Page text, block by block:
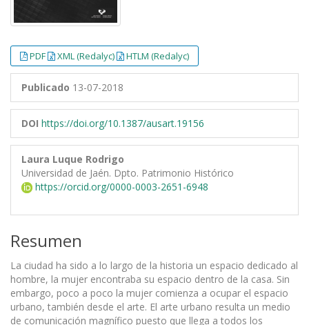
PDF XML (Redalyc) HTLM (Redalyc)
Publicado 13-07-2018
DOI https://doi.org/10.1387/ausart.19156
Laura Luque Rodrigo
Universidad de Jaén. Dpto. Patrimonio Histórico
https://orcid.org/0000-0003-2651-6948
Resumen
La ciudad ha sido a lo largo de la historia un espacio dedicado al
hombre, la mujer encontraba su espacio dentro de la casa. Sin
embargo, poco a poco la mujer comienza a ocupar el espacio
urbano, también desde el arte. El arte urbano resulta un medio
de comunicación magnífico puesto que llega a todos los